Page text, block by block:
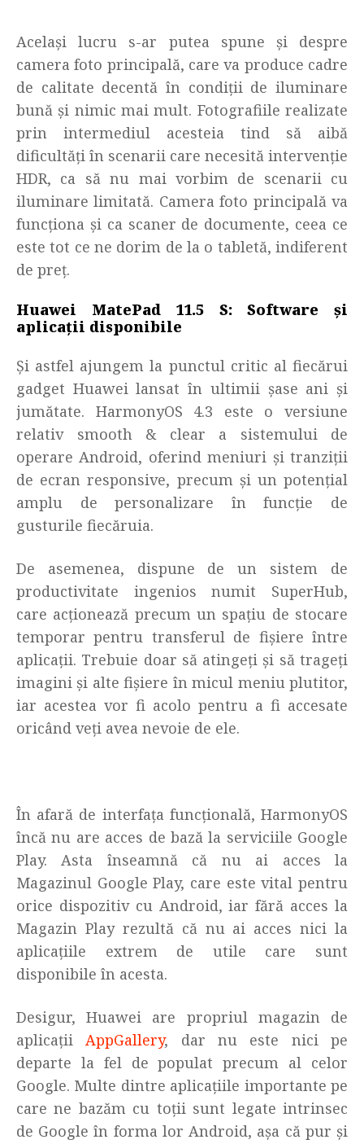
Același lucru s-ar putea spune și despre
camera foto principală, care va produce cadre
de calitate decentă în condiții de iluminare
bună și nimic mai mult. Fotografiile realizate
prin intermediul acesteia tind să aibă
dificultăți în scenarii care necesită intervenție
HDR, ca să nu mai vorbim de scenarii cu
iluminare limitată. Camera foto principală va
funcționa și ca scaner de documente, ceea ce
este tot ce ne dorim de la o tabletă, indiferent
de preț.
Huawei MatePad 11.5 S:Software și
aplicații disponibile
Și astfel ajungem la punctul critic al fiecărui
gadget Huawei lansat în ultimii șase ani și
jumătate. HarmonyOS 4.3 este o versiune
relativ smooth & clear a sistemului de
operare Android, oferind meniuri și tranziții
de ecran responsive, precum și un potențial
amplu de personalizare în funcție de
gusturile fiecăruia.
De asemenea, dispune de un sistem de
productivitate ingenios numit SuperHub,
care acționează precum un spațiu de stocare
temporar pentru transferul de fișiere între
aplicații. Trebuie doar să atingeți și să trageți
imagini și alte fișiere în micul meniu plutitor,
iar acestea vor fi acolo pentru a fi accesate
oricând veți avea nevoie de ele.
În afară de interfața funcțională, HarmonyOS
încă nu are acces de bază la serviciile Google
Play. Asta înseamnă că nu ai acces la
Magazinul Google Play, care este vital pentru
orice dispozitiv cu Android, iar fără acces la
Magazin Play rezultă că nu ai acces nici la
aplicațiile extrem de utile care sunt
disponibile în acesta.
Desigur, Huawei are propriul magazin de
aplicațiiAppGallery, dar nu este nici pe
departe la fel de populat precum al celor
Google. Multe dintre aplicațiile importante pe
care ne bazăm cu toții sunt legate intrinsec
de Google în forma lor Android, așa că pur și